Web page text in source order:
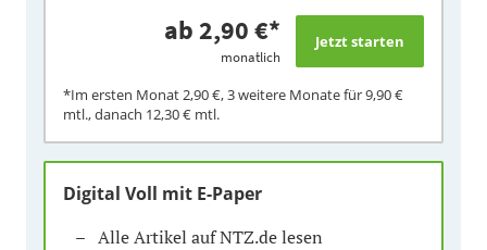
ab 2,90 €*
monatlich
*Im ersten Monat 2,90 €, 3 weitere Monate für 9,90 €
mtl., danach 12,30 € mtl.
Digital Voll mit E-Paper
Alle Artikel auf NTZ.de lesen